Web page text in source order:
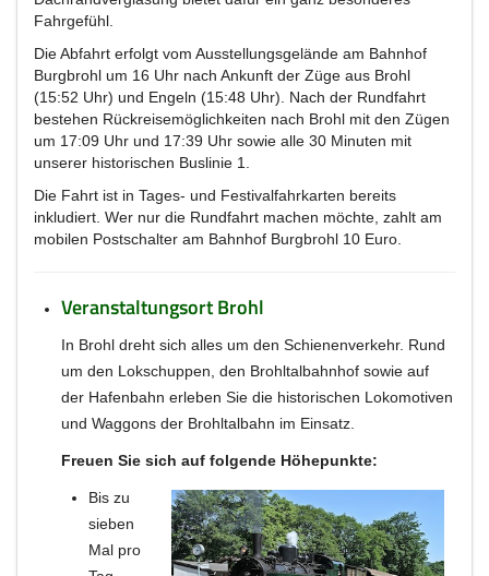
Fahrgefühl.
Die Abfahrt erfolgt vom Ausstellungsgelände am Bahnhof
Burgbrohl um 16 Uhr nach Ankunft der Züge aus Brohl
(15:52 Uhr) und Engeln (15:48 Uhr). Nach der Rundfahrt
bestehen Rückreisemöglichkeiten nach Brohl mit den Zügen
um 17:09 Uhr und 17:39 Uhr sowie alle 30 Minuten mit
unserer historischen Buslinie 1.
Die Fahrt ist in Tages- und Festivalfahrkarten bereits
inkludiert. Wer nur die Rundfahrt machen möchte, zahlt am
mobilen Postschalter am Bahnhof Burgbrohl 10 Euro.
Veranstaltungsort Brohl
In Brohl dreht sich alles um den Schienenverkehr. Rund
um den Lokschuppen, den Brohltalbahnhof sowie auf
der Hafenbahn erleben Sie die historischen Lokomotiven
und Waggons der Brohltalbahn im Einsatz.
Freuen Sie sich auf folgende Höhepunkte:
Bis zu
sieben
Mal pro